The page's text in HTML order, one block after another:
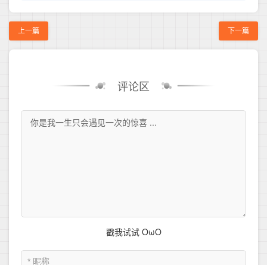
上一篇 下一篇
评论区